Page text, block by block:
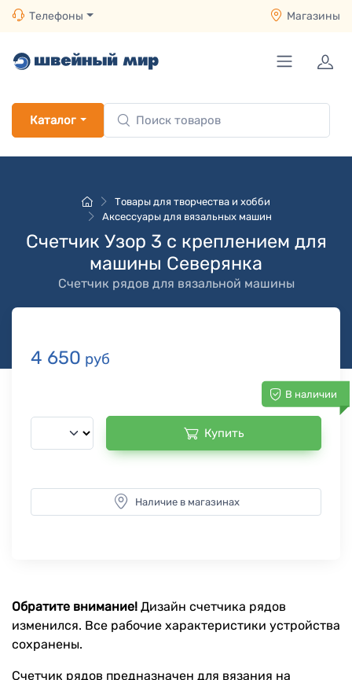
Телефоны Магазины
Каталог
Товары для творчества и хобби
Аксессуары для вязальных машин
Счетчик Узор 3 с креплением для
машины Северянка
Счетчик рядов для вязальной машины
4 650 руб
В наличии
Купить
Наличие в магазинах
Обратите внимание! Дизайн счетчика рядов
изменился. Все рабочие характеристики устройства
сохранены.
Счетчик рядов предназначен для вязания на